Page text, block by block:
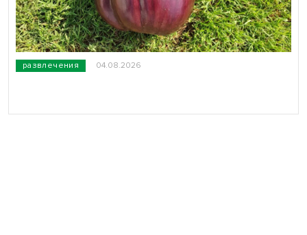
развлечения 04.08.2026